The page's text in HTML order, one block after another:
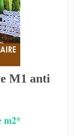
M1 anti
m2*